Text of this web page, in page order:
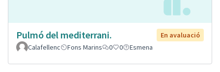
Pulmó del mediterrani.
En avaluació
Calafellenc
Fons Marins 0 0 Esmena